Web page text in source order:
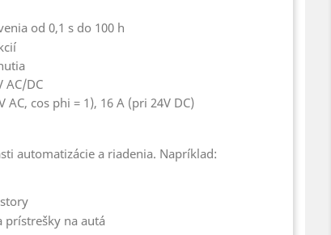
od 0,1 s do 100 h
AC/DC
AC, cos phi = 1), 16 A (pri 24V DC)
automatizácie a riadenia. Napríklad:
prístrešky na autá